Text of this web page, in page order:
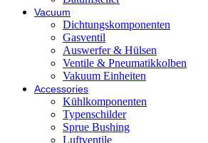
Vacuum
Dichtungskomponenten
Gasventil
Auswerfer & Hülsen
Ventile & Pneumatikkolben
Vakuum Einheiten
Accessories
Kühlkomponenten
Typenschilder
Sprue Bushing
Luftventile